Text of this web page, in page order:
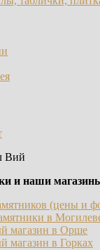
Вий
и наши
(цены и
в
магазин в Орше
магазин в Горках